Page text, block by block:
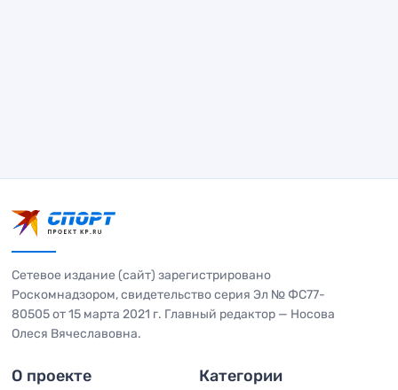
Сетевое издание (сайт) зарегистрировано
Роскомнадзором, свидетельство серия Эл № ФС77-
80505 от 15 марта 2021 г. Главный редактор — Носова
Олеся Вячеславовна.
О проекте Категории